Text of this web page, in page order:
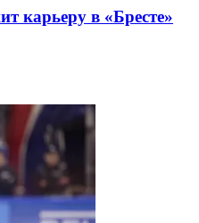
карьеру в «Бресте»